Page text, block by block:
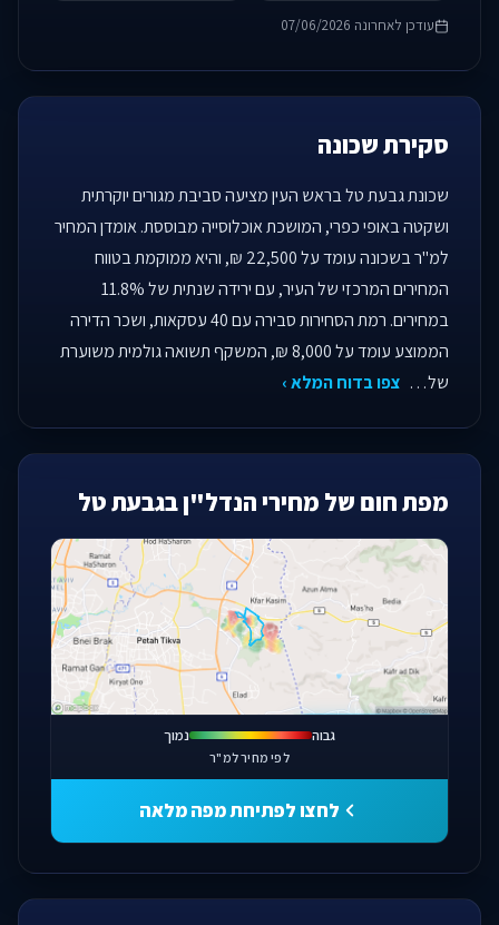
עודכן לאחרונה 07/06/2026
סקירת שכונה
שכונת גבעת טל בראש העין מציעה סביבת מגורים יוקרתית
ושקטה באופי כפרי, המושכת אוכלוסייה מבוססת. אומדן המחיר
למ"ר בשכונה עומד על 22,500 ₪, והיא ממוקמת בטווח
המחירים המרכזי של העיר, עם ירידה שנתית של 11.8%
במחירים. רמת הסחירות סבירה עם 40 עסקאות, ושכר הדירה
הממוצע עומד על 8,000 ₪, המשקף תשואה גולמית משוערת
של… צפו בדוח המלא ›
מפת חום של מחירי הנדל"ן בגבעת טל
פתחו מפה מלאה
גבוה נמוך
לפי מחיר למ"ר
לחצו לפתיחת מפה מלאה